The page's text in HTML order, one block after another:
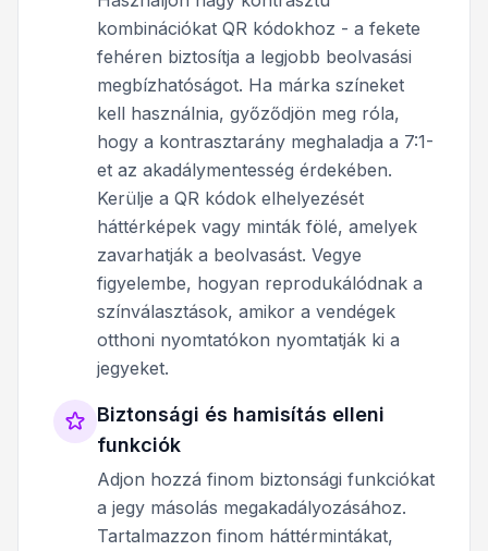
kombinációkat QR kódokhoz - a fekete
fehéren biztosítja a legjobb beolvasási
megbízhatóságot. Ha márka színeket
kell használnia, győződjön meg róla,
hogy a kontrasztarány meghaladja a 7:1-
et az akadálymentesség érdekében.
Kerülje a QR kódok elhelyezését
háttérképek vagy minták fölé, amelyek
zavarhatják a beolvasást. Vegye
figyelembe, hogyan reprodukálódnak a
színválasztások, amikor a vendégek
otthoni nyomtatókon nyomtatják ki a
jegyeket.
Biztonsági és hamisítás elleni
funkciók
Adjon hozzá finom biztonsági funkciókat
a jegy másolás megakadályozásához.
Tartalmazzon finom háttérmintákat,